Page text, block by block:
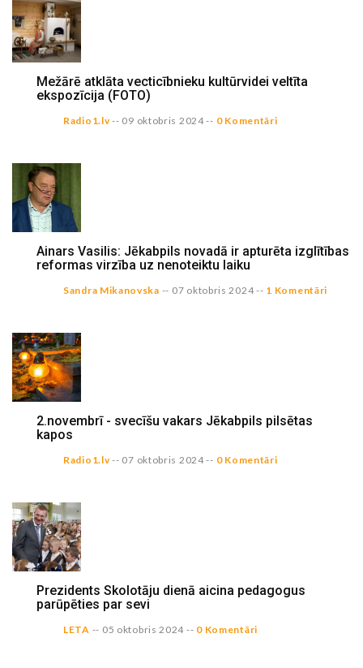
Mežārē atklāta vecticībnieku kultūrvidei veltīta
ekspozīcija (FOTO)
Radio1.lv-- 09 oktobris 2024-- 0 Komentāri
Ainars Vasilis: Jēkabpils novadā ir apturēta izglītības
reformas virzība uz nenoteiktu laiku
Sandra Mikanovska -- 07 oktobris 2024-- 1 Komentāri
2.novembrī - svecīšu vakars Jēkabpils pilsētas
kapos
Radio1.lv-- 07 oktobris 2024-- 0 Komentāri
Prezidents Skolotāju dienā aicina pedagogus
parūpēties par sevi
LETA -- 05 oktobris 2024 -- 0 Komentāri